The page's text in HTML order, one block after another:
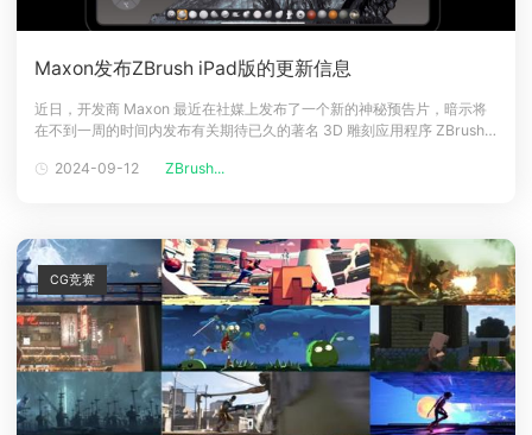
渲染百科
渲染大赛
泛CG交流会
渲染百科
渲染大赛
泛CG交流会
渲染百科
渲染大赛
泛CG交流会
渲染百科
渲染大赛
泛CG交流会
渲染百科
渲染大赛
泛CG交流会
渲染百科
渲染大赛
泛CG交流会
特惠专区
教育优惠
教育优惠
教育优惠
教育优惠
教育优惠
教育优惠
关于我们
下载
登录
Maxon发布ZBrush iPad版的更新信息
近日，开发商 Maxon 最近在社媒上发布了一个新的神秘预告片，暗示将
在不到一周的时间内发布有关期待已久的著名 3D 雕刻应用程序 ZBrush
体信息，仅展示了大约十几个CG项目，并暗示观众可以从中发现关于下周
2024-09-12 ZBrush...
CG竞赛